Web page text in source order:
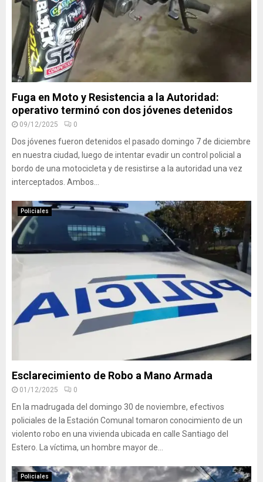
Fuga en Moto y Resistencia a la Autoridad:
operativo terminó con dos jóvenes detenidos
09/12/2025 0
Dos jóvenes fueron detenidos el pasado domingo 7 de diciembre
en nuestra ciudad, luego de intentar evadir un control policial a
bordo de una motocicleta y de resistirse a la autoridad una vez
interceptados. Ambos...
Policiales
Esclarecimiento de Robo a Mano Armada
01/12/2025 0
En la madrugada del domingo 30 de noviembre, efectivos
policiales de la Estación Comunal tomaron conocimiento de un
violento robo en una vivienda ubicada en calle Santiago del
Estero. La víctima, un hombre mayor de...
Policiales